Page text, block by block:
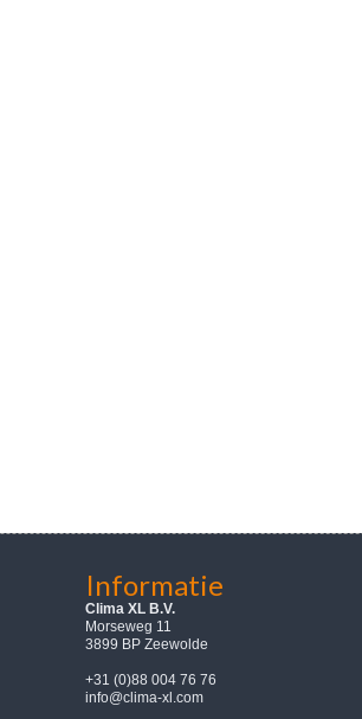
Informatie
Clima XL B.V.
Morseweg 11
3899 BP Zeewolde
+31 (0)88 004 76 76
info@clima-xl.com